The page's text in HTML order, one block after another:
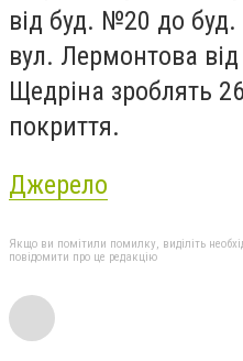
від буд. №20 до
вул. Лермонтова
Щедріна зроблять
покриття.
Джерело
Якщо ви помітили помилку, виділіть
повідомити про це редакцію